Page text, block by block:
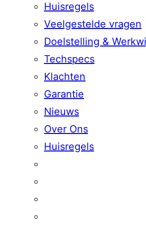
Huisregels
Veelgestelde vragen
Doelstelling &
Techspecs
Klachten
Garantie
Nieuws
Over Ons
Huisregels